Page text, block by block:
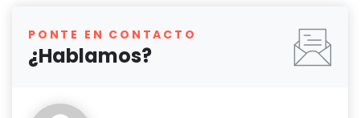
PONTE EN CONTACTO
¿Hablamos?